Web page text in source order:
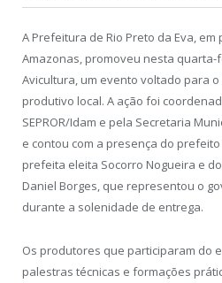
A Prefeitura de Rio Preto da Eva,
Amazonas, promoveu nesta quarta-
Avicultura, um evento voltado para
produtivo local. A ação foi
SEPROR/Idam e pela Secretaria
e contou com a presença do
prefeita eleita Socorro Nogueira e
Daniel Borges, que representou o
durante a solenidade de entrega.
Os produtores que participaram do
palestras técnicas e formações